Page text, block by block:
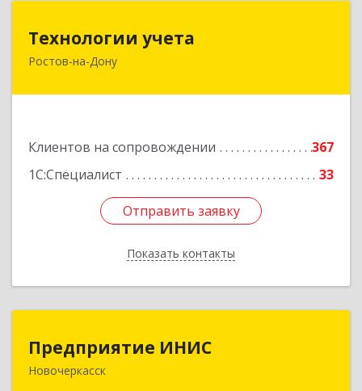
Технологии учета
Ростов-на-Дону
Клиентов на сопровождении
367
1С:Специалист
33
Отправить заявку
Показать контакты
344064, Ростовская обл, Ростов-на-Дону г,
Отправить заявку
Назад
Предприятие ИНИС
Новочеркасск346430, Ростовская обл, Новочеркасск г,